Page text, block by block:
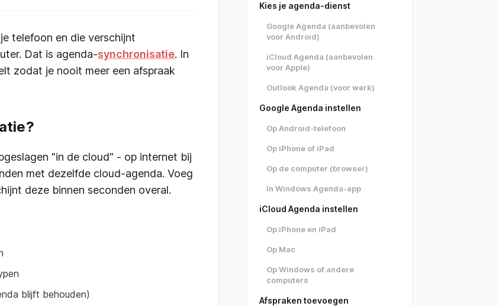
telefoon en die verschijnt
Dat is agenda-synchronisatie. In
zodat je nooit meer een afspraak
"in de cloud" - op internet bij
met dezelfde cloud-agenda. Voeg
deze binnen seconden overal.
blijft behouden)
Kies je agenda-dienst
Google Agenda (aanbevolen
voor Android)
iCloud Agenda (aanbevolen
voor Apple)
Outlook Agenda (voor werk)
Google Agenda instellen
Op Android-telefoon
Op iPhone of iPad
Op de computer (browser)
In Windows Agenda-app
iCloud Agenda instellen
Op iPhone en iPad
Op Mac
Op Windows of andere
computers
Afspraken toevoegen